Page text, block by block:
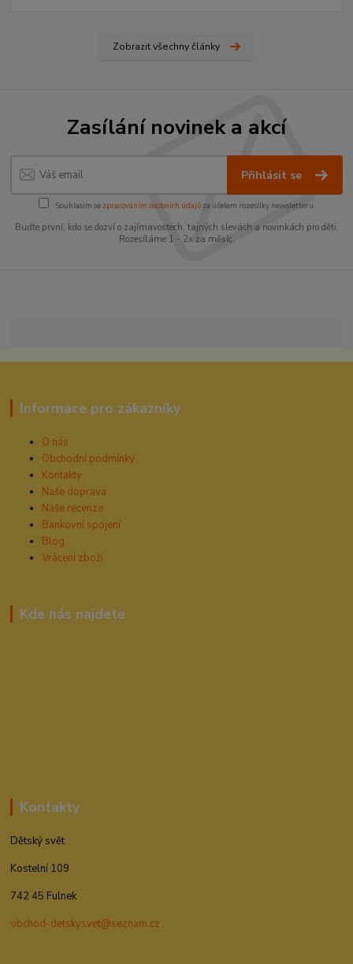
Zobrazit všechny články
Zasílání novinek a akcí
Přihlásit se
Souhlasím se zpracováním osobních údajůza účelem rozesílky newsletteru.
Buďte první, kdo se dozví o zajímavostech, tajných slevách a novinkách pro děti.
Rozesíláme 1 - 2x za měsíc.
Informace pro zákazníky
O nás
Obchodní podmínky
Kontakty
Naše doprava
Naše recenze
Bankovní spojení
Blog
Vrácení zboží
Kde nás najdete
Kontakty
Dětský svět
Kostelní 109
742 45 Fulnek
obchod-detskysvet@seznam.cz